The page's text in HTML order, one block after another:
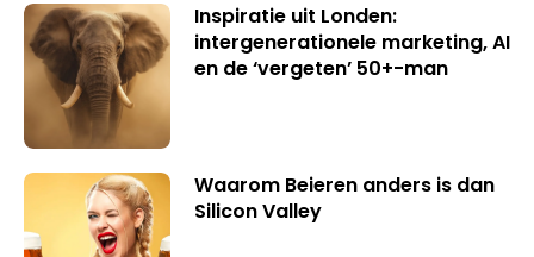
Inspiratie uit Londen:
intergenerationele marketing, AI
en de ‘vergeten’ 50+-man
Waarom Beieren anders is dan
Silicon Valley